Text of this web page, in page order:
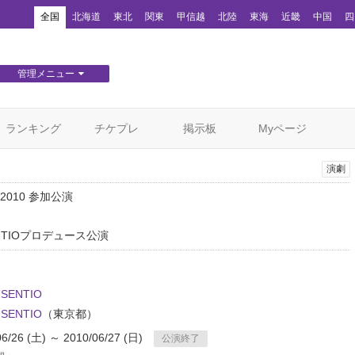
全国 北海道 東北 関東 甲信越 北陸 東海 近畿 中国
管理メニュー
ランキング チケプレ 掲示板 Myページ
演劇
参加公演
プロデュース公演
（東京都）
26 (土) ～ 2010/06/27 (日)
公演終了